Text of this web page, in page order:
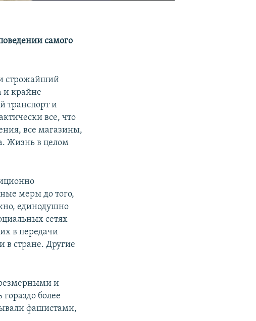
самого
строжайший
и крайне
транспорт и
все, что
все магазины,
Жизнь в целом
меры до того,
единодушно
сетях
в передачи
стране. Другие
и
более
фашистами,